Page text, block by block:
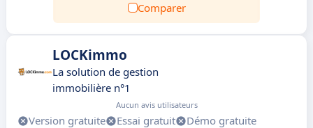
Comparer
LOCKimmo
La solution de gestion
immobilière n°1
Aucun avis utilisateurs
Version gratuite Essai gratuit
Démo gratuite